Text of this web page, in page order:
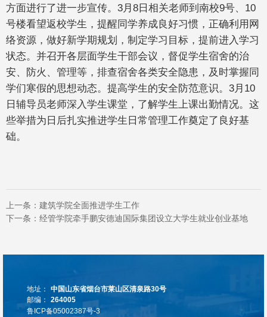
方面进行了进一步宣传。3月8日相关老师到南校9号、10
号楼看望返校学生，提醒同学养成良好习惯，正确利用网
络资源，做好新学期规划，制定学习目标，提前进入学习
状态。并召开各层面学生干部会议，督促学生宿舍的治
安、防火、管理等，排查宿舍各类安全隐患，及时掌握同
学们寒假的思想动态。提高学生的安全防范意识。3月10
日辅导员老师深入学生课堂，了解学生上课出勤情况。这
些举措为日后扎实推进学生日常管理工作奠定了良好基
础。
上一条： 建筑学院全面推进学生工作
下一条： 经管学院牵手鹏安德迪国际集团设立大学生就业创业基地
地址：
中国山东省烟台市莱山区清泉路30号
邮编：
264005
鲁ICP备05002387号-3